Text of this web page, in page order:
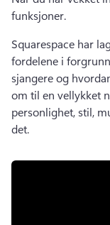
funksjoner.
Squarespace har
fordelene i
sjangere og
om til en vellykket
personlighet, stil,
det.